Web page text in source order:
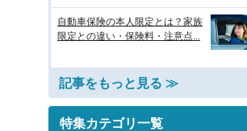
自動車保険の本人限定とは？家族
限定との違い・保険料・注意点...
記事をもっと見る ≫
特集カテゴリ一覧